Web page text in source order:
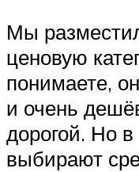
Мы
ценовую
понимаете,
и очень
дорогой. Но
выбирают